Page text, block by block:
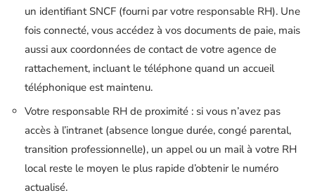
un identifiant SNCF (fourni par votre responsable RH). Une
fois connecté, vous accédez à vos documents de paie, mais
aussi aux coordonnées de contact de votre agence de
rattachement, incluant le téléphone quand un accueil
téléphonique est maintenu.
Votre responsable RH de proximité : si vous n’avez pas
accès à l’intranet (absence longue durée, congé parental,
transition professionnelle), un appel ou un mail à votre RH
local reste le moyen le plus rapide d’obtenir le numéro
actualisé.